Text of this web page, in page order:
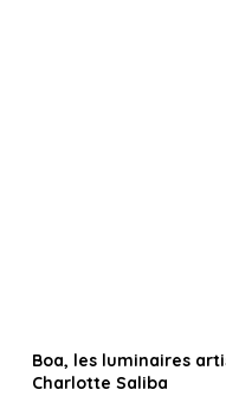
Boa, les luminaires
Charlotte Saliba